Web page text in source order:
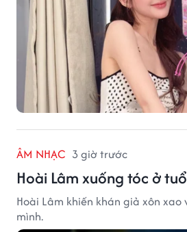
ÂM NHẠC 3 giờ trước
Hoài Lâm xuống tóc ở
Hoài Lâm khiến khán giả xôn
mình.